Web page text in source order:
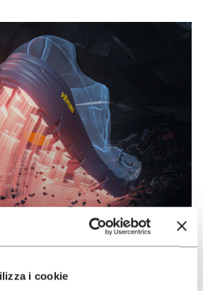
i cookie